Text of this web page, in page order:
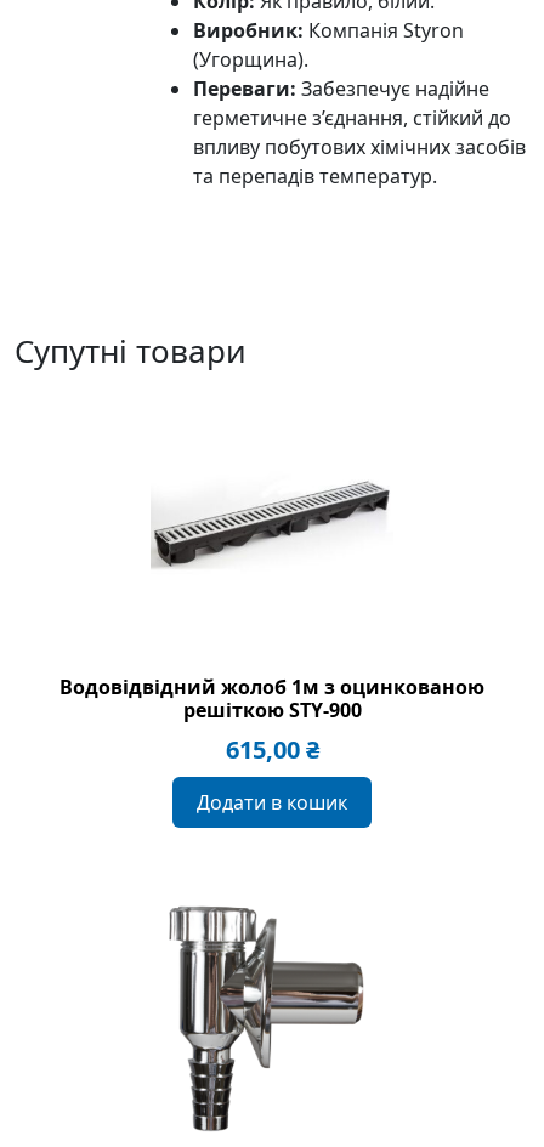
Виробник: Компанія Styron
(Угорщина).
Переваги: Забезпечує надійне
герметичне з’єднання, стійкий до
впливу побутових хімічних засобів
та перепадів температур.
Супутні товари
Водовідвідний жолоб 1м з оцинкованою
решіткою STY-900
615,00₴
Додати в кошик